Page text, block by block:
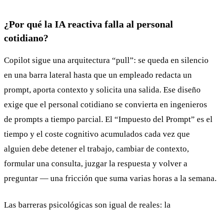
¿Por qué la IA reactiva falla al personal
cotidiano?
Copilot sigue una arquitectura “pull”: se queda en silencio
en una barra lateral hasta que un empleado redacta un
prompt, aporta contexto y solicita una salida. Ese diseño
exige que el personal cotidiano se convierta en ingenieros
de prompts a tiempo parcial. El “Impuesto del Prompt” es el
tiempo y el coste cognitivo acumulados cada vez que
alguien debe detener el trabajo, cambiar de contexto,
formular una consulta, juzgar la respuesta y volver a
preguntar — una fricción que suma varias horas a la semana.
Las barreras psicológicas son igual de reales: la